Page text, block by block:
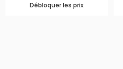
Débloquer les prix